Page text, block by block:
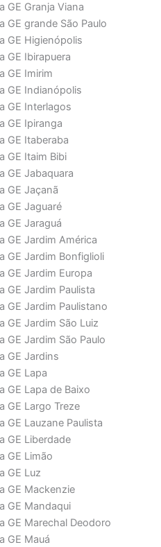
GE Granja Viana
GE grande São Paulo
GE Higienópolis
GE Ibirapuera
GE Imirim
GE Indianópolis
GE Interlagos
GE Ipiranga
GE Itaberaba
GE Itaim Bibi
GE Jabaquara
GE Jaçanã
GE Jaguaré
GE Jaraguá
GE Jardim América
GE Jardim Bonfiglioli
GE Jardim Europa
GE Jardim Paulista
GE Jardim Paulistano
GE Jardim São Luiz
GE Jardim São Paulo
GE Jardins
GE Lapa
GE Lapa de Baixo
GE Largo Treze
GE Lauzane Paulista
GE Liberdade
GE Limão
GE Luz
GE Mackenzie
GE Mandaqui
GE Marechal Deodoro
GE Mauá